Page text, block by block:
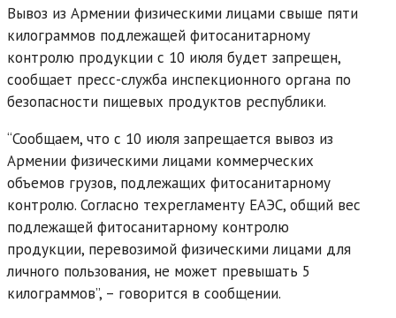
Вывоз из Армении физическими лицами свыше пяти
килограммов подлежащей фитосанитарному
контролю продукции с 10 июля будет запрещен,
сообщает пресс-служба инспекционного органа по
безопасности пищевых продуктов республики.
“Сообщаем, что с 10 июля запрещается вывоз из
Армении физическими лицами коммерческих
объемов грузов, подлежащих фитосанитарному
контролю. Согласно техрегламенту ЕАЭС, общий вес
подлежащей фитосанитарному контролю
продукции, перевозимой физическими лицами для
личного пользования, не может превышать 5
килограммов”, – говорится в сообщении.